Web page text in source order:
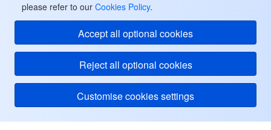
please refer to our Cookies Policy.
Accept all optional cookies
Reject all optional cookies
Customise cookies settings
Cloud Connect Network
Elastic Network Interface
NAT Gateway
Peering Connection
Bastion Host
Data Security Audit
Image Moderation System
Audio Moderation System
Video Moderation System
Customer Identity and Access Management
Security Service Platform
Tencent Cloud Firewall
Web Application Firewall
Cloud Workload Protection Platform
Tencent Container Security Service
アプリケーションセキュリティ
Mobile Security
Security Token Service
ドメインとウェブサイト
Domains
SSL Certificates
エンタープライズアプリケーション
Tencent Ecard
オフィスコラボレーション